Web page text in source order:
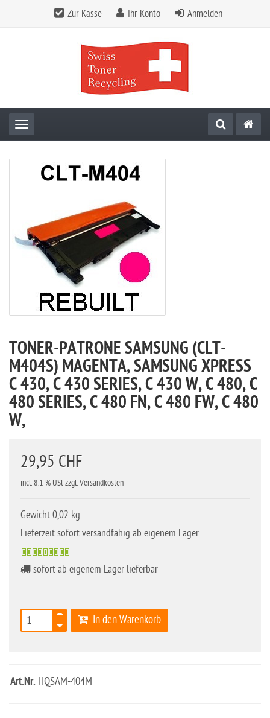
Zur Kasse Ihr Konto Anmelden
Toggle navigation
TONER-PATRONE SAMSUNG (CLT-
M404S) MAGENTA, SAMSUNG XPRESS
C 430, C 430 SERIES, C 430 W, C 480, C
480 SERIES, C 480 FN, C 480 FW, C 480
W,
29,95 CHF
incl. 8.1 % USt zzgl. Versandkosten
Gewicht 0,02 kg
Lieferzeit sofort versandfähig ab eigenem Lager
sofort ab eigenem Lager lieferbar
In den Warenkorb
Art.Nr. HQSAM-404M